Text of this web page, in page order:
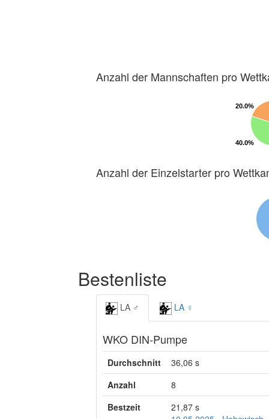
Anzahl der Mannschaften pro
40.0%
40.0%
20.0%
20.0%
Anzahl der Einzelstarter pro
Bestenliste
LA ♂ LA ♀
WKO DIN-Pumpe
Durchschnitt
36,06 s
Anzahl
8
Bestzeit
21,87 s